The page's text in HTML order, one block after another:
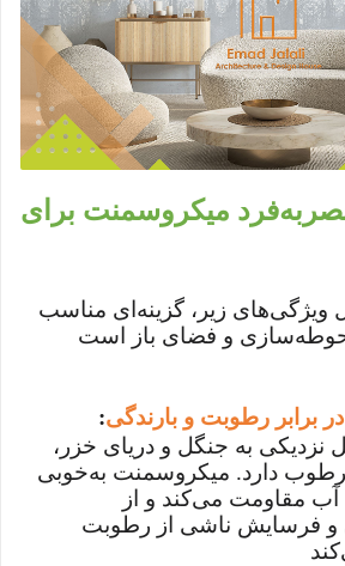
میکروسمنت برای
ویژگی‌های زیر، گزینه‌ای مناسب
و فضای باز است
برابر رطوبت و بارندگی:
نزدیکی به جنگل و دریای خزر،
دارد. میکروسمنت به‌خوبی
آب مقاومت می‌کند و از
و فرسایش ناشی از رطوبت